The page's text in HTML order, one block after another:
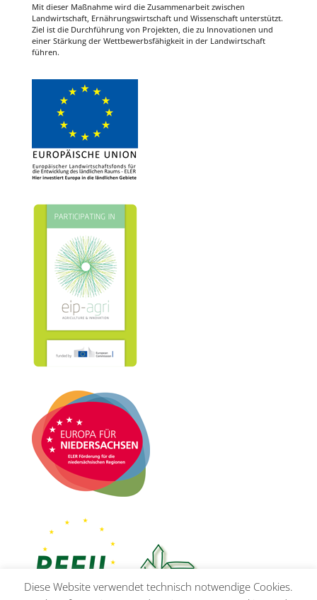
Mit dieser Maßnahme wird die Zusammenarbeit zwischen
Landwirtschaft, Ernährungswirtschaft und Wissenschaft unterstützt.
Ziel ist die Durchführung von Projekten, die zu Innovationen und
einer Stärkung der Wettbewerbsfähigkeit in der Landwirtschaft
führen.
Diese Website verwendet technisch notwendige Cookies.